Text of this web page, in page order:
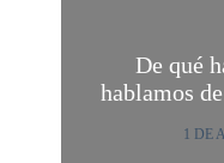
De qué
hablamos
1 DE